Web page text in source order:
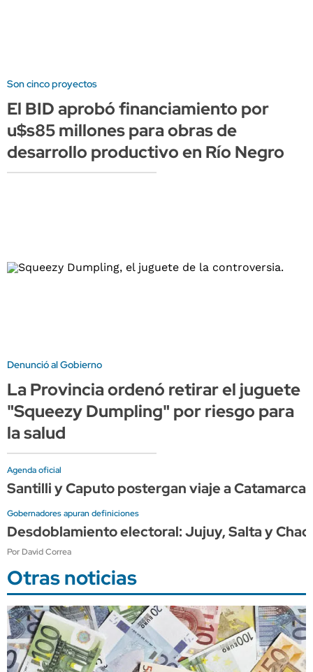
Son cinco proyectos
El BID aprobó financiamiento por
u$s85 millones para obras de
desarrollo productivo en Río Negro
Denunció al Gobierno
La Provincia ordenó retirar el juguete
"Squeezy Dumpling" por riesgo para
la salud
Agenda oficial
Santilli y Caputo postergan viaje a
Gobernadores apuran definiciones
Desdoblamiento electoral: Jujuy, Salta y
Por David Correa
Otras noticias